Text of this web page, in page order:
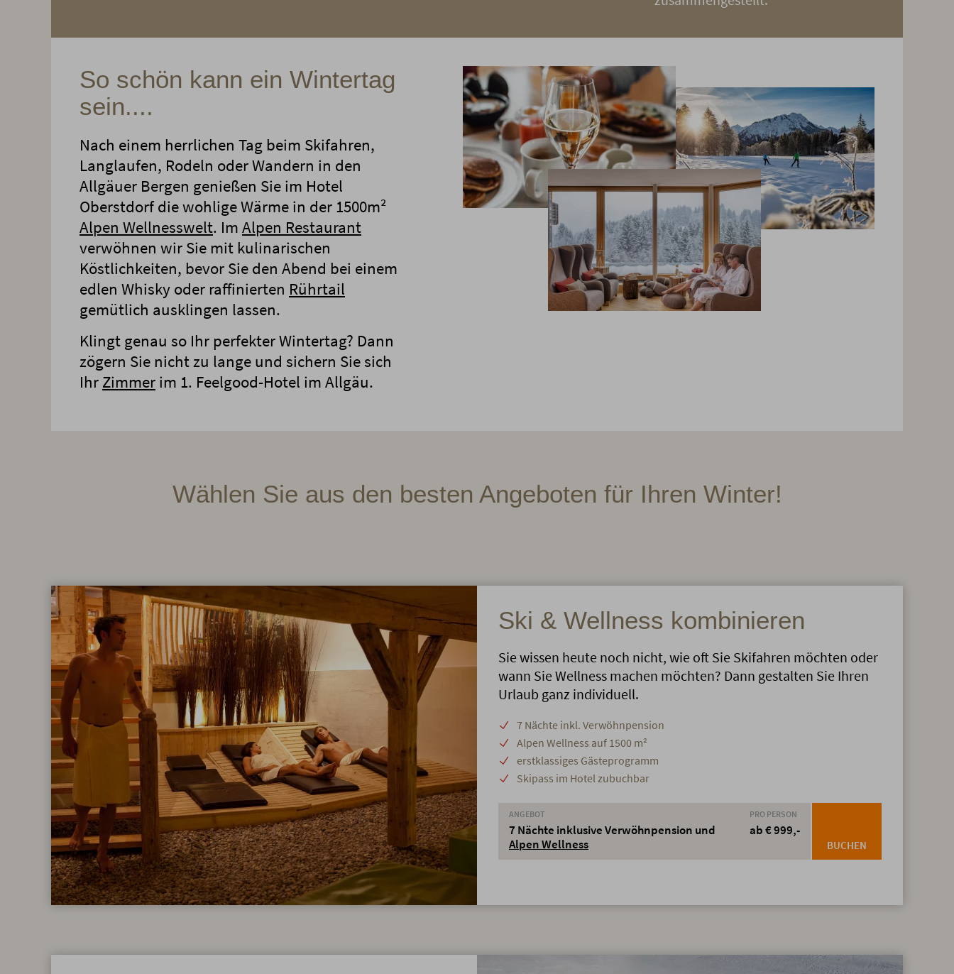
So schön kann ein Wintertag
sein....
Nach einem herrlichen Tag beim Skifahren,
Langlaufen, Rodeln oder Wandern in den
Allgäuer Bergen genießen Sie im Hotel
Oberstdorf die wohlige Wärme in der 1500m²
Alpen Wellnesswelt. Im Alpen Restaurant
verwöhnen wir Sie mit kulinarischen
Köstlichkeiten, bevor Sie den Abend bei einem
edlen Whisky oder raffinierten Rührtail
gemütlich ausklingen lassen.
Klingt genau so Ihr perfekter Wintertag? Dann
zögern Sie nicht zu lange und sichern Sie sich
Ihr Zimmer im 1. Feelgood-Hotel im Allgäu.
Wählen Sie aus den besten Angeboten für Ihren Winter!
Ski & Wellness kombinieren
Sie wissen heute noch nicht, wie oft Sie Skifahren möchten oder
wann Sie Wellness machen möchten? Dann gestalten Sie Ihren
Urlaub ganz individuell.
7 Nächte inkl. Verwöhnpension
Alpen Wellness auf 1500 m²
erstklassiges Gästeprogramm
Skipass im Hotel zubuchbar
ANGEBOT
7 Nächte inklusive Verwöhnpension und
Alpen Wellness
PRO PERSON
ab € 999,-
BUCHEN